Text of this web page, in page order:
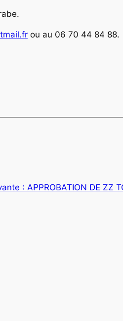
ou au 06 70 44 84 88.
: APPROBATION DE ZZ